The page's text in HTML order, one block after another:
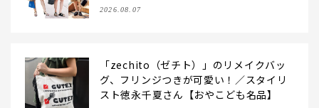
2026.08.07
「zechito（ゼチト）」のリメイクバッ
グ、フリンジつきが可愛い！／スタイリ
スト徳永千夏さん【おやこども名品】